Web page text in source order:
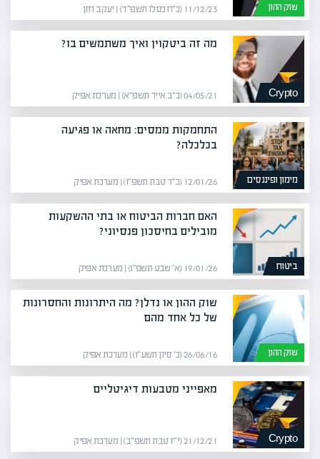
שוק ההון 11/12/23 (כ״ח כסלו תשפ״ד) | יעקב חזן
Crypto
מה זה ביטקוין ואיך משתמשים בו?
04/05/21 (כ״ב אייר תשפ״א) | מערכת אפיק
מימון ופיננסים
התחמקות ממסים: מחאה או פגיעה
בכלכלה?
12/01/26 (כ״ד טבת תשפ״ו) | מערכת אפיק
ביטוח
האם חברות הביטוח או בתי ההשקעות
מובילים בחיסכון פנסיוני?
19/01/26 (א׳ שבט תשפ״ו) | מערכת אפיק
שוק ההון
שוק ההון או נדלן? מה היתרונות והחסרונות
של כל אחד מהם
26/06/16 (כ׳ סיון תשע״ו) | מערכת אפיק
Crypto
מאפייני מטבעות דיגיטליים
21/12/21 (י״ז טבת תשפ״ב) | מערכת אפיק